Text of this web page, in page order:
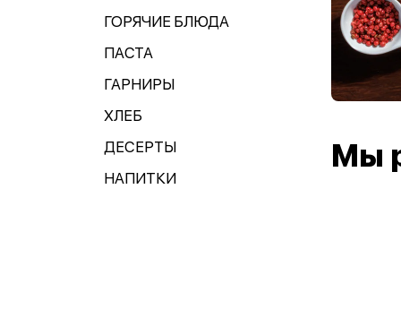
ГОРЯЧИЕ БЛЮДА
ПАСТА
ГАРНИРЫ
ХЛЕБ
ДЕСЕРТЫ
НАПИТКИ
Мы